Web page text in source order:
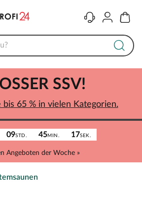
KontaktKonto
09STD. 45MIN. 17SEK.
Angeboten der Woche »
SSV!
bis 65 % in vielen Kategorien.